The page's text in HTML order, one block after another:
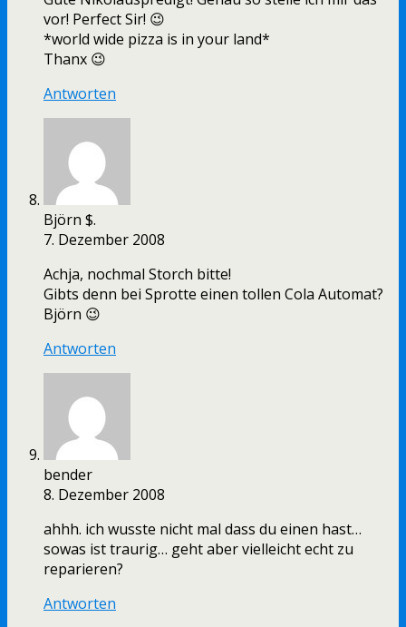
vor! Perfect Sir! 😉
*world wide pizza is in your land*
Thanx 😉
Antworten
Björn $.
7. Dezember 2008
Achja, nochmal Storch bitte!
Gibts denn bei Sprotte einen tollen Cola Automat?
Björn 😉
Antworten
bender
8. Dezember 2008
ahhh. ich wusste nicht mal dass du einen hast…
sowas ist traurig… geht aber vielleicht echt zu
reparieren?
Antworten